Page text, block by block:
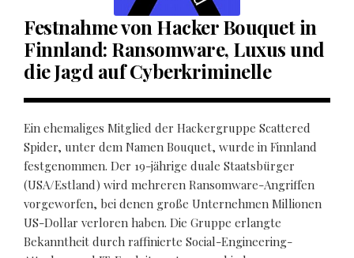
Festnahme von Hacker Bouquet in
Finnland: Ransomware, Luxus und
die Jagd auf Cyberkriminelle
Ein ehemaliges Mitglied der Hackergruppe Scattered
Spider, unter dem Namen Bouquet, wurde in Finnland
festgenommen. Der 19-jährige duale Staatsbürger
(USA/Estland) wird mehreren Ransomware-Angriffen
vorgeworfen, bei denen große Unternehmen Millionen
US-Dollar verloren haben. Die Gruppe erlangte
Bekanntheit durch raffinierte Social-Engineering-